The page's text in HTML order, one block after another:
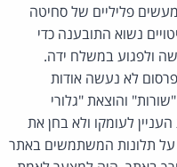
פליליים של סחיטה
נשוא התובענה כדי
ולפגוע במשלח ידה.
לא נעשה אודות
והוצאת "גלורי
לעומקו ולא בחן את
תלונות המשתמשים באתר